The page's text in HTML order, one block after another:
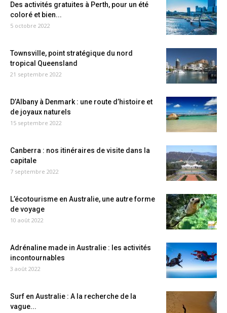
Des activités gratuites à Perth, pour un été
coloré et bien...
5 octobre 2022
Townsville, point stratégique du nord
tropical Queensland
21 septembre 2022
D’Albany à Denmark : une route d’histoire et
de joyaux naturels
15 septembre 2022
Canberra : nos itinéraires de visite dans la
capitale
7 septembre 2022
L’écotourisme en Australie, une autre forme
de voyage
10 août 2022
Adrénaline made in Australie : les activités
incontournables
3 août 2022
Surf en Australie : A la recherche de la
vague...